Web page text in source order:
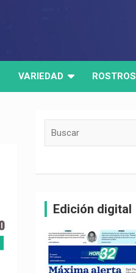
VARIEDAD ROSTROS
Edición digital